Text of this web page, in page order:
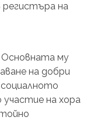
регистъра на
му
на добри
на хора